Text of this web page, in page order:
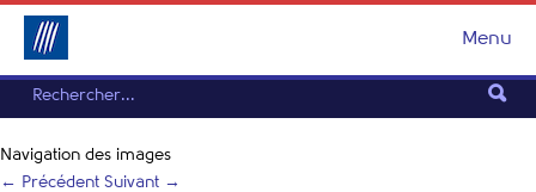
Menu
Navigation des images
← Précédent Suivant →